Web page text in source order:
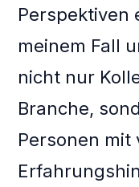
Perspektiven
meinem Fall
nicht nur
Branche,
Personen mit